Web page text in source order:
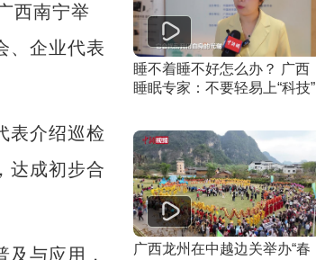
西南宁举
、企业代表
介绍巡检
达成初步合
与应用，
睡不着睡不好怎么办？ 广西
睡眠专家：不要轻易上“科技”
广西龙州在中越边关举办“春